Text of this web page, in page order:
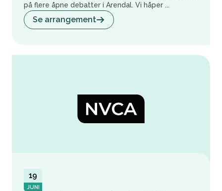
på flere åpne debatter i Arendal. Vi håper ...
Se arrangement
19
JUNI